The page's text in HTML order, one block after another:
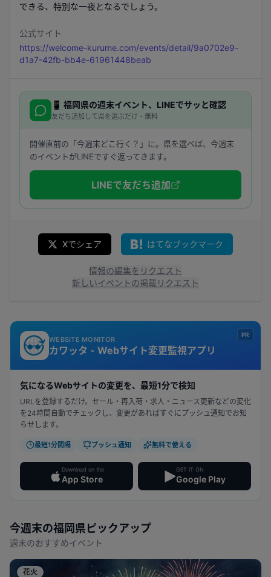
できる、特別な一夜となるでしょう。
公式サイト
https://welcome-kurume.com/events/detail/9a0702e9-
d1a7-42fb-bb4e-61961448beab
📱 福岡県の週末イベント、LINEでサッと確認
友だち追加して県を選ぶだけ・無料
開催直前の「今週末どこ行く？」に。県を選べば、今週末
のイベントがLINEですぐ返ってきます。
LINEで友だち追加
Xでシェア はてなブックマーク
情報の編集をリクエスト
新しいイベントの掲載リクエスト
PR
WEBSITE MONITOR
カワッタ - Webサイト変更監視アプリ
気になるWebサイトの変更を、最短1分で検知
URLを登録するだけ。セール・再入荷・求人・ニュース更新などの変化
を24時間自動でチェックし、変更があればすぐにプッシュ通知でお知
らせします。
最短1分間隔 プッシュ通知 無料で使える
Download on the
App Store
GET IT ON
Google Play
今週末の福岡県 ピックアップ
週末のおすすめイベント
花火